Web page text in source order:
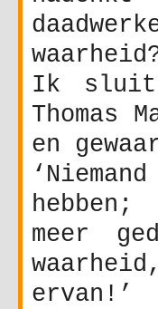
Ik sluit
Thomas
en
meer
ervan!’